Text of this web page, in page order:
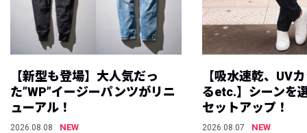
【新型も登場】大人気だっ
た”WP”イージーパンツがリニ
ューアル！
2026.08.08
NEW
【吸水速乾、UV
るetc.】シーンを
セットアップ！
2026.08.07
NEW